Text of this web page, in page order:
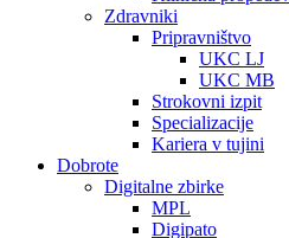
Zdravniki
Pripravništvo
UKC LJ
UKC MB
Strokovni izpit
Specializacije
Kariera v tujini
Dobrote
Digitalne zbirke
MPL
Digipato